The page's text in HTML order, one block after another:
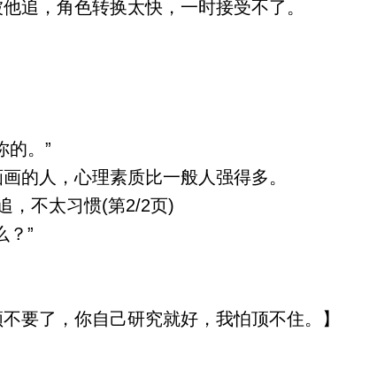
追，角色转换太快，一时接受不了。
的。”
的人，心理素质比一般人强得多。
，不太习惯(第2/2页)
？”
了，你自己研究就好，我怕顶不住。】